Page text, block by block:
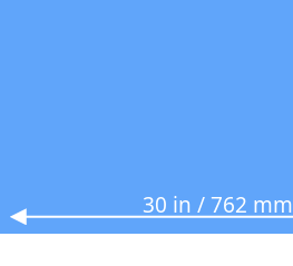
30 in / 762 mm